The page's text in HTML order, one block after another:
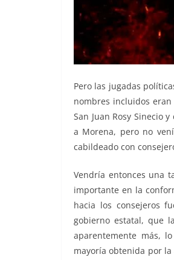
Pero las jugadas
nombres incluidos
San Juan Rosy Sinecio
a Morena, pero no
cabildeado con
Vendría entonces una
importante en la
hacia los consejeros
gobierno estatal, que
aparentemente más,
mayoría obtenida por